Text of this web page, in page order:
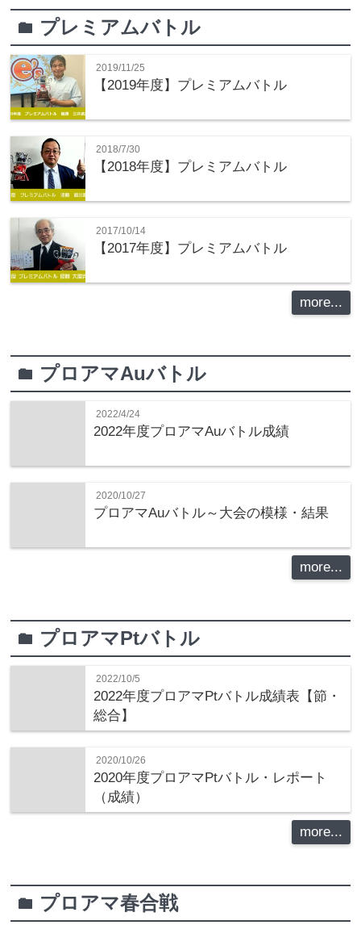
folder プレミアムバトル
2019/11/25
【2019年度】プレミアムバトル
2018/7/30
【2018年度】プレミアムバトル
2017/10/14
【2017年度】プレミアムバトル
more...
folder プロアマAuバトル
2022/4/24
2022年度プロアマAuバトル成績
2020/10/27
プロアマAuバトル～大会の模様・結果
more...
folder プロアマPtバトル
2022/10/5
2022年度プロアマPtバトル成績表【節・
総合】
2020/10/26
2020年度プロアマPtバトル・レポート
（成績）
more...
folder プロアマ春合戦